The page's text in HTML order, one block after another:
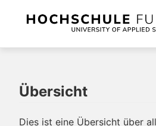
Übersicht
Dies ist eine Übersicht über